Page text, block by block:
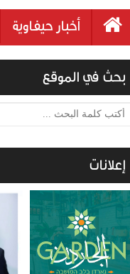
أخبار حيفاوية
بحث في الموقع
أكتب كلمة البحث ...
إعلانات